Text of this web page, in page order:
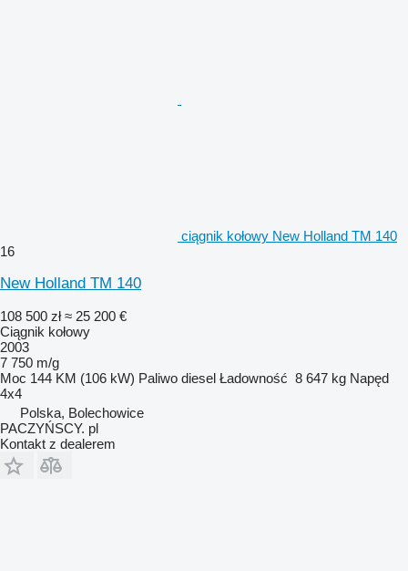
ciągnik kołowy New Holland TM 140
16
New Holland TM 140
108 500 zł ≈ 25 200 €
Ciągnik kołowy
2003
7 750 m/g
Moc 144 KM (106 kW) Paliwo diesel Ładowność 8 647 kg Napęd
4x4
Polska, Bolechowice
PACZYŃSCY. pl
Kontakt z dealerem